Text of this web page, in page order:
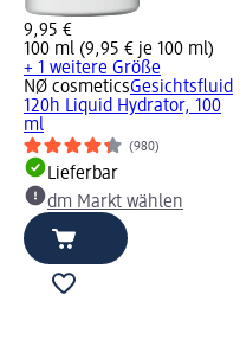
9,95 €
100 ml (9,95 € je 100 ml)
+ 1 weitere Größe
NØ cosmeticsGesichtsfluid
120h Liquid Hydrator, 100
ml
(980)
Lieferbar
dm Markt wählen